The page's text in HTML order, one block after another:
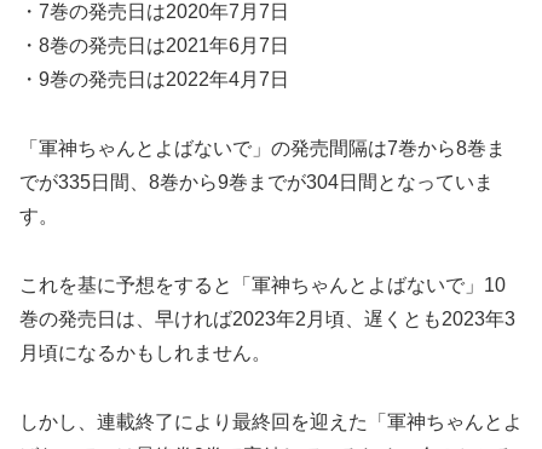
・7巻の発売日は2020年7月7日
・8巻の発売日は2021年6月7日
・9巻の発売日は2022年4月7日
「軍神ちゃんとよばないで」の発売間隔は7巻から8巻ま
でが335日間、8巻から9巻までが304日間となっていま
す。
これを基に予想をすると「軍神ちゃんとよばないで」10
巻の発売日は、早ければ2023年2月頃、遅くとも2023年3
月頃になるかもしれません。
しかし、連載終了により最終回を迎えた「軍神ちゃんとよ